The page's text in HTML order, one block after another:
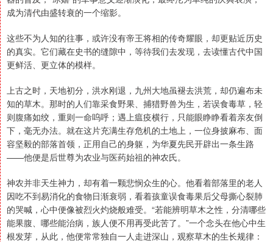
成为清代由盛转衰的一个缩影。
这些不为人知的往事，或许没有帝王将相的传奇耀眼，却更贴近历史
的真实。它们藏在史书的缝隙中，等待我们去发现，去读懂古代中国
更鲜活、更立体的模样。
上古之时，天地初分，洪水刚退，九州大地虽褪去洪荒，却仍遍布未
知的草木。那时的人们靠采食野果、捕猎野兽为生，若误食毒草，轻
则腹痛如绞，重则一命呜呼；遇上瘟疫横行，只能眼睁睁看着亲友倒
下，毫无办法。就在这片充满生存危机的土地上，一位身披麻布、面
容坚毅的部落首领，正用自己的身躯，为华夏先民开辟出一条生路
——他便是后世尊为农业与医药始祖的神农氏。
神农并非天生神力，却有着一颗悲悯众生的心。他看着部落里的老人
因吃不到易消化的食物日渐衰弱，看着孩童误食毒果后父母撕心裂肺
的哭喊，心中便像被烈火灼烧般难受。“若能辨明草木之性，分清哪些
能果腹、哪些能治病，族人便不用再受此苦了。”一个念头在他心中生
根发芽，从此，他便常常独自一人走进深山，观察草木的生长规律：